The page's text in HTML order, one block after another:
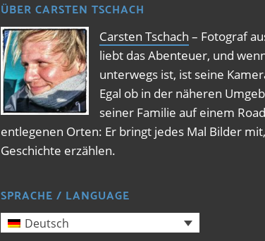
ÜBER CARSTEN TSCHACH
Carsten Tschach – Fotograf
liebt das Abenteuer, und
unterwegs ist, ist seine
Egal ob in der näheren
seiner Familie auf einem
entlegenen Orten: Er bringt jedes Mal Bilder
Geschichte erzählen.
SPRACHE / LANGUAGE
Deutsch